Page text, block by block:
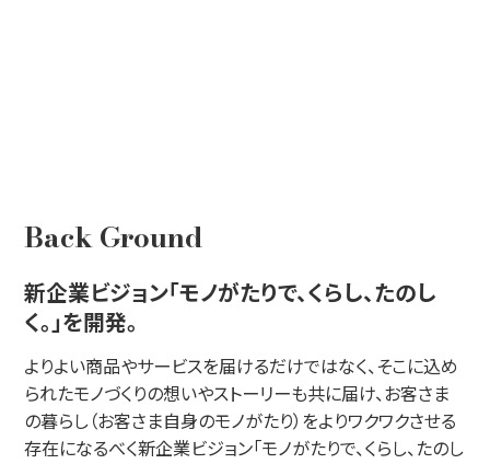
Back Ground
新企業ビジョン「モノがたりで、くらし、たのし
く。」を開発。
よりよい商品やサービスを届けるだけではなく、そこに込め
られたモノづくりの想いやストーリーも共に届け、お客さま
の暮らし（お客さま自身のモノがたり）をよりワクワクさせる
存在になるべく新企業ビジョン「モノがたりで、くらし、たのし